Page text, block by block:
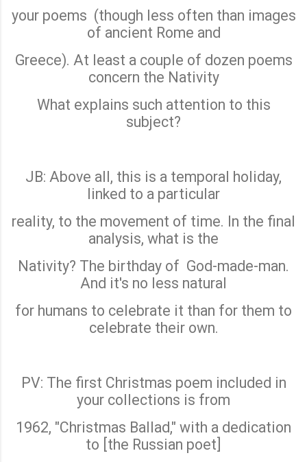
your poems (though less often than images
of ancient Rome and
Greece). At least a couple of dozen poems
concern the Nativity
What explains such attention to this
subject?
JB: Above all, this is a temporal holiday,
linked to a particular
reality, to the movement of time. In the final
analysis, what is the
Nativity? The birthday of God-made-man.
And it's no less natural
for humans to celebrate it than for them to
celebrate their own.
PV: The first Christmas poem included in
your collections is from
1962, "Christmas Ballad," with a dedication
to [the Russian poet]